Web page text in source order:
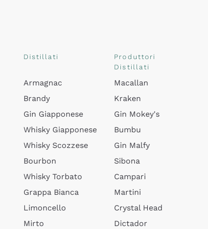
Distillati
Armagnac
Brandy
Gin Giapponese
Whisky Giapponese
Whisky Scozzese
Bourbon
Whisky Torbato
Grappa Bianca
Limoncello
Mirto
Produttori
Distillati
Macallan
Kraken
Gin Mokey's
Bumbu
Gin Malfy
Sibona
Campari
Martini
Crystal Head
Dictador